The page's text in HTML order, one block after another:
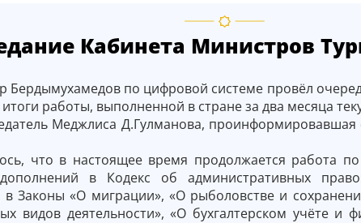
Кабинета Министров
Бердымухамедов по цифровой сис­теме провёл
работы, выполненной в стране за два месяца
Меджлиса Д.Гулманова, проинформировавшая
что в настоящее время продолжается работа
в Кодекс об административных
в Законы «О миграции», «О рыболовстве и
видов деятельности», «О бухгалтерском учёте и